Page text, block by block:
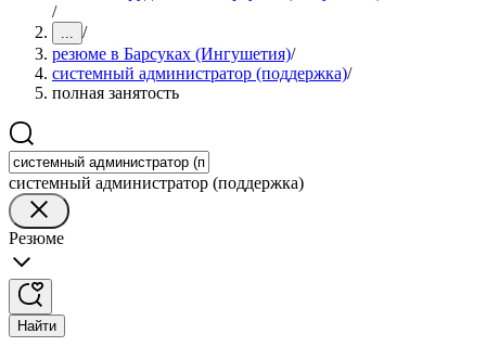
/
... /
резюме в Барсуках (Ингушетия)/
системный администратор (поддержка)/
полная занятость
системный администратор (поддержка)
Резюме
Найти